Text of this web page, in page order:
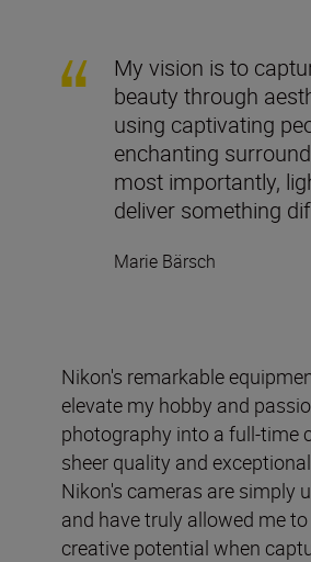
My vision is to
beauty through
using captivating
enchanting
most importantly,
deliver something
Marie Bärsch
Nikon's remarkable
elevate my hobby and
photography into a full-time
sheer quality and
Nikon's cameras are simply
and have truly allowed me
creative potential when